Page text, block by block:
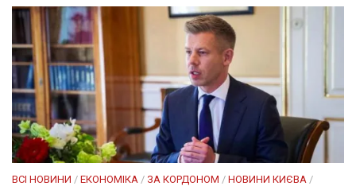
ВСІ НОВИНИ / ЕКОНОМІКА / ЗА КОРДОНОМ / НОВИНИ КИЄВА /